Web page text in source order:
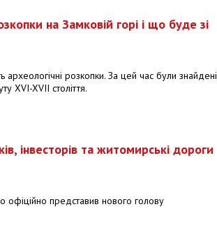
на Замковій горі і що буде зі
розкопки. За цей час були знайдені
XVI-XVII століття.
інвесторів та житомирські дороги
представив нового голову